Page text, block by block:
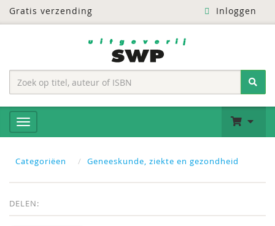
Gratis verzending Inloggen
Categoriëen Geneeskunde, ziekte en gezondheid
DELEN: